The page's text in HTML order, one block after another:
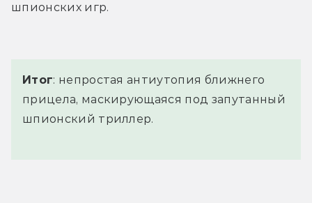
шпионских игр.
Итог: непростая антиутопия ближнего
прицела, маскирующаяся под запутанный
шпионский триллер.